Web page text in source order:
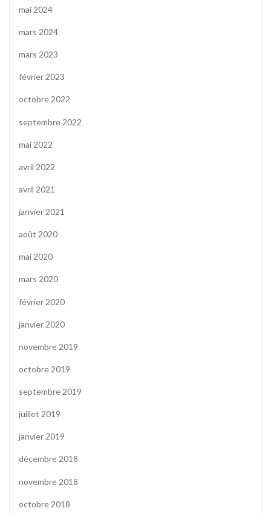
mai 2024
mars 2024
mars 2023
février 2023
octobre 2022
septembre 2022
mai 2022
avril 2022
avril 2021
janvier 2021
août 2020
mai 2020
mars 2020
février 2020
janvier 2020
novembre 2019
octobre 2019
septembre 2019
juillet 2019
janvier 2019
décembre 2018
novembre 2018
octobre 2018